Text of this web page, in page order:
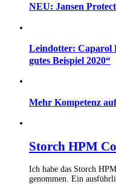
NEU: Jansen
Leindotter: Caparol
gutes Beispiel 2020“
Mehr Kompetenz
Storch HPM
Ich habe das Storch
genommen. Ein